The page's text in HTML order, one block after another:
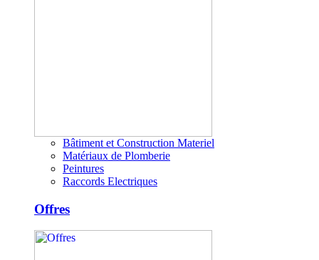
Bâtiment et Construction Materiel
Matériaux de Plomberie
Peintures
Raccords Electriques
Offres